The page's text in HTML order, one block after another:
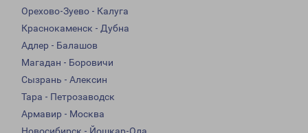
Орехово-Зуево - Калуга
Краснокаменск - Дубна
Адлер - Балашов
Магадан - Боровичи
Сызрань - Алексин
Тара - Петрозаводск
Армавир - Москва